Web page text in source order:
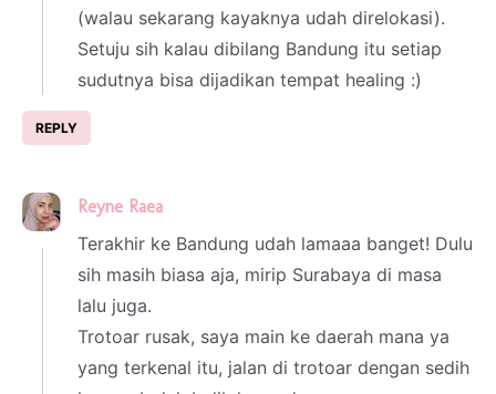
(walau sekarang kayaknya udah direlokasi).
Setuju sih kalau dibilang Bandung itu setiap
sudutnya bisa dijadikan tempat healing :)
REPLY
Reyne Raea
Terakhir ke Bandung udah lamaaa banget! Dulu
sih masih biasa aja, mirip Surabaya di masa
lalu juga.
Trotoar rusak, saya main ke daerah mana ya
yang terkenal itu, jalan di trotoar dengan sedih